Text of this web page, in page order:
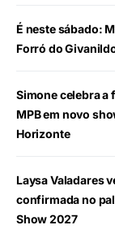
É neste sábado:
Forró do
Simone celebra
MPB em novo
Horizonte
Laysa Valadares
confirmada no
Show 2027